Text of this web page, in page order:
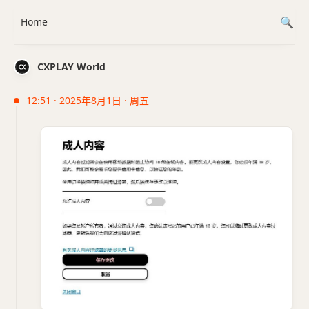
CXPLAY World
12:51 · 2025年8月1日 · 周五
Home